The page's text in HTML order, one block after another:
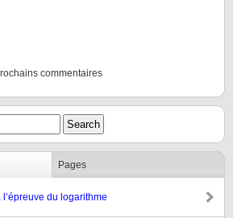
commentaires
Pages
l’épreuve du logarithme